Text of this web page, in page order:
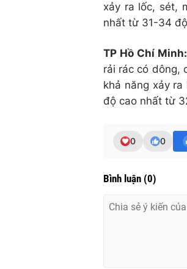
xảy ra lốc, sét,
nhất từ 31-34
TP Hồ Chí Minh:
rải rác có dông,
khả năng xảy
độ cao nhất từ
0 0
Bình luận (0)